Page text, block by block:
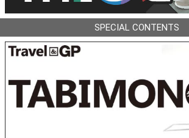
SPECIAL CONTENTS